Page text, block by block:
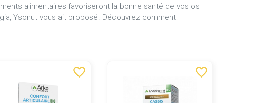
alimentaires favoriseront la bonne santé de vos os
Ysonut vous ait proposé. Découvrez comment
favorite_border favorite_border